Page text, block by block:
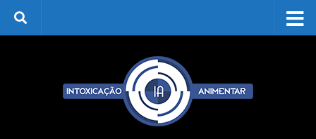
Skip to content